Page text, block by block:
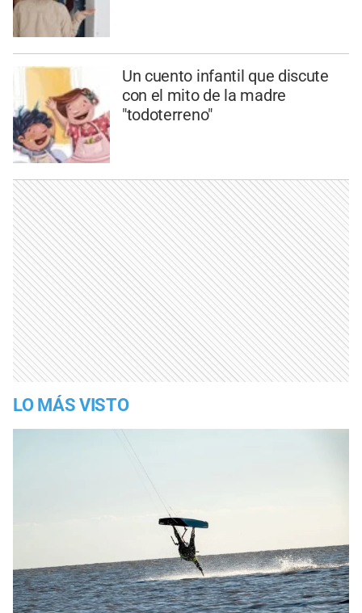
Un cuento infantil que discute
con el mito de la madre
"todoterreno"
LO MÁS VISTO